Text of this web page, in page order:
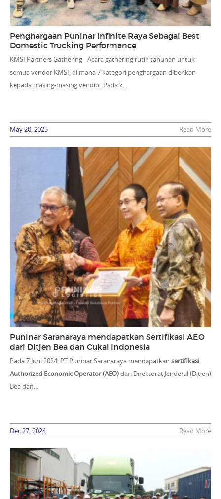
Penghargaan Puninar Infinite Raya Sebagai Best
Domestic Trucking Performance
KMSI Partners Gathering - Acara gathering rutin tahunan untuk
semua vendor KMSI, di mana 7 kategori penghargaan diberikan
kepada masing-masing vendor. Pada k...
May 20, 2025 Read More
Puninar Saranaraya mendapatkan Sertifikasi AEO
dari Ditjen Bea dan Cukai Indonesia
Pada 7 Juni 2024. PT Puninar Saranaraya mendapatkan sertifikasi
Authorized Economic Operator (AEO)dari Direktorat Jenderal (Ditjen)
Bea dan...
Dec 27, 2024 Read More